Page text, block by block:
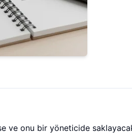
ve onu bir yöneticide